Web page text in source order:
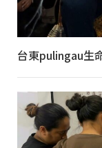
台東pulingau生